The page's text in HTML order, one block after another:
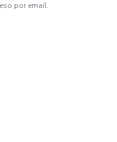
por email.